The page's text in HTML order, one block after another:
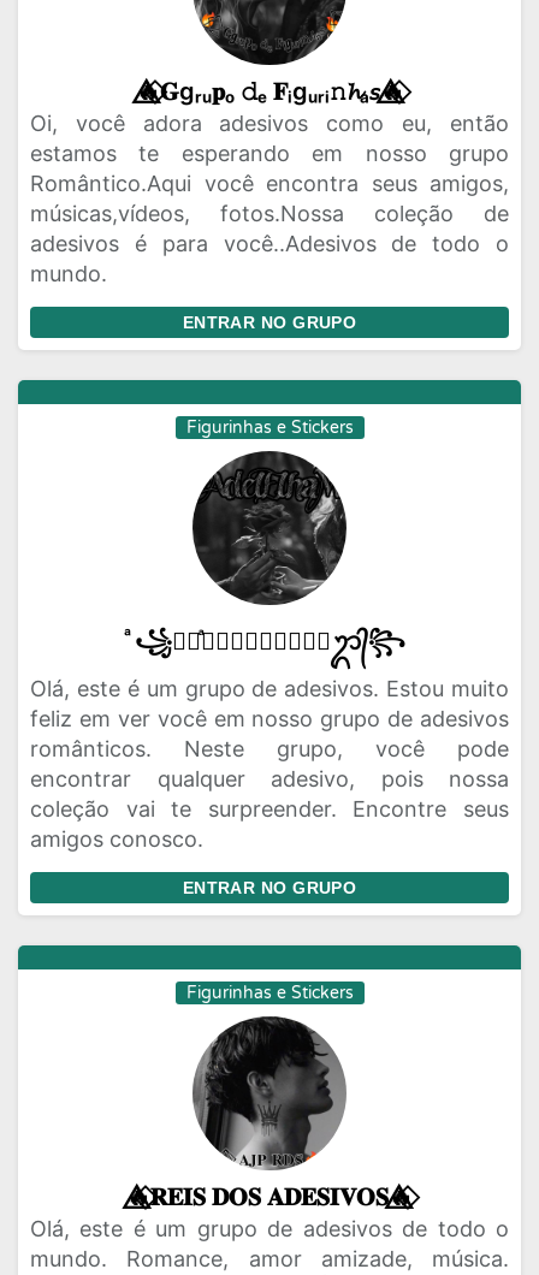
🔥⃟⃤𝐆gᵣᵤ𝐩ₒ 𝚍ₑ 𝐅ᵢgᵤᵣᵢ𝚗𝓱ₐ𝘴🔥⃟⃤
Oi, você adora adesivos como eu, então
estamos te esperando em nosso grupo
Romântico.Aqui você encontra seus amigos,
músicas,vídeos, fotos.Nossa coleção de
adesivos é para você..Adesivos de todo o
mundo.
ENTRAR NO GRUPO
Figurinhas e Stickers
ͣ꧁ᬊᬁͣ𝑨𝑫𝑬𝑳𝑬𝑳𝑯𝑨𝑴ᬊ᭄꧂
Olá, este é um grupo de adesivos. Estou muito
feliz em ver você em nosso grupo de adesivos
românticos. Neste grupo, você pode
encontrar qualquer adesivo, pois nossa
coleção vai te surpreender. Encontre seus
amigos conosco.
ENTRAR NO GRUPO
Figurinhas e Stickers
🔥⃟⃤𝐑𝐄𝐈𝐒 𝐃𝐎𝐒 𝐀𝐃𝐄𝐒𝐈𝐕𝐎𝐒🔥⃟⃤
Olá, este é um grupo de adesivos de todo o
mundo. Romance, amor amizade, música.